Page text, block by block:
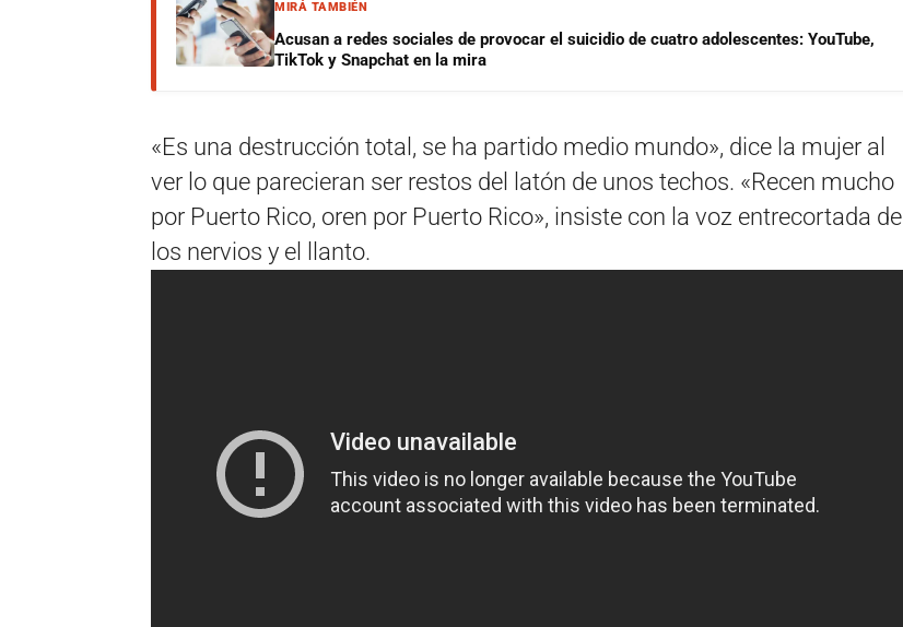
MIRÁ TAMBIÉN
Acusan a redes sociales de provocar el suicidio de cuatro adolescentes: YouTube,
TikTok y Snapchat en la mira
«Es una destrucción total, se ha partido medio mundo», dice la mujer al
ver lo que parecieran ser restos del latón de unos techos. «Recen mucho
por Puerto Rico, oren por Puerto Rico», insiste con la voz entrecortada de
los nervios y el llanto.